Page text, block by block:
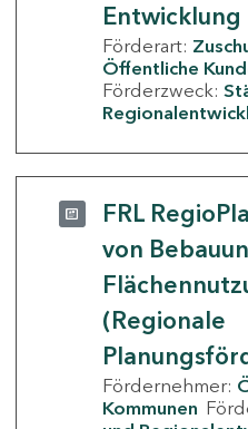
Entwicklung
Förderart:
Öffentliche
Förderzweck:
FRL
von
(Regionale
Fördernehmer:
Kommunen